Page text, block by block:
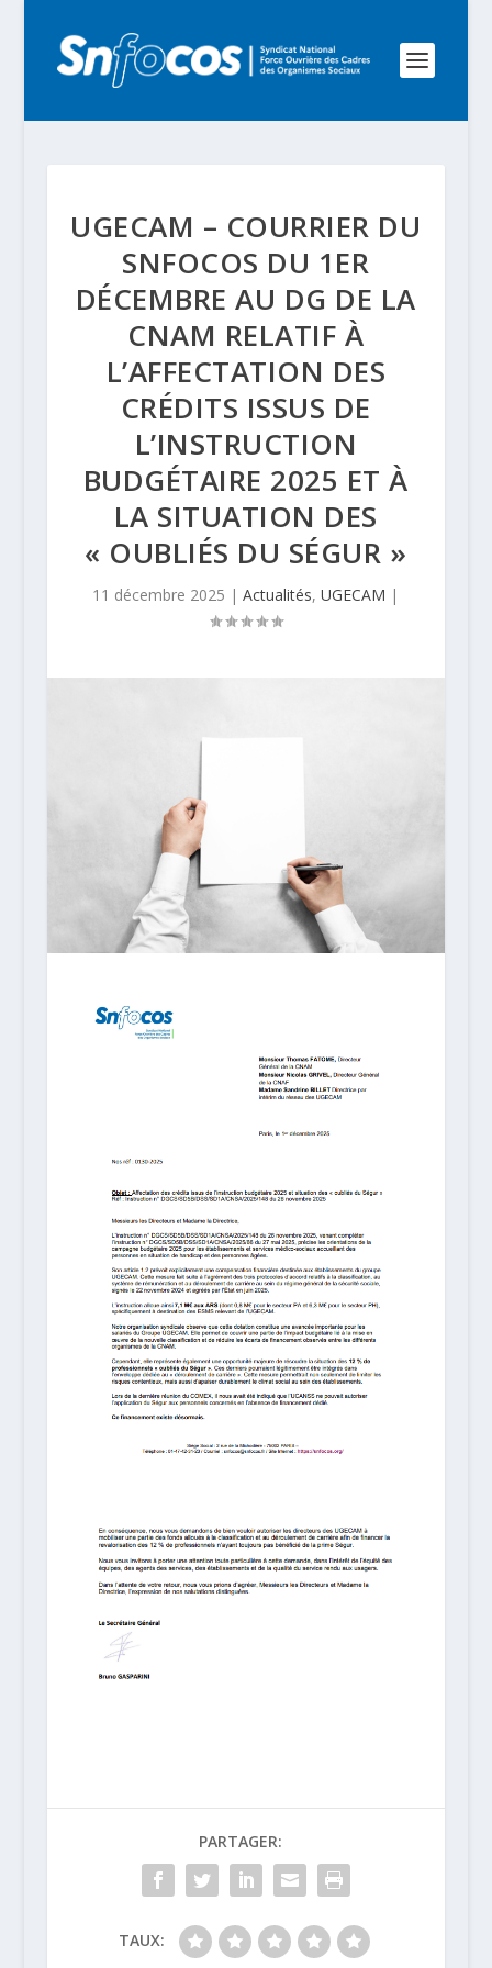
UGECAM – COURRIER DU
SNFOCOS DU 1ER
DÉCEMBRE AU DG DE LA
CNAM RELATIF À
L’AFFECTATION DES
CRÉDITS ISSUS DE
L’INSTRUCTION
BUDGÉTAIRE 2025 ET À
LA SITUATION DES
« OUBLIÉS DU SÉGUR »
11 décembre 2025 |Actualités,UGECAM |
PARTAGER:
TAUX: